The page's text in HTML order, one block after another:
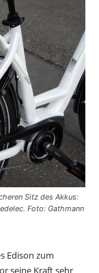
Sitz des Akkus:
Foto: Gathmann
Edison zum
seine Kraft sehr